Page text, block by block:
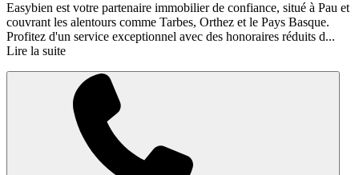
Easybien est votre partenaire immobilier de confiance, situé à Pau et
couvrant les alentours comme Tarbes, Orthez et le Pays Basque.
Profitez d'un service exceptionnel avec des honoraires réduits d...
Lire la suite